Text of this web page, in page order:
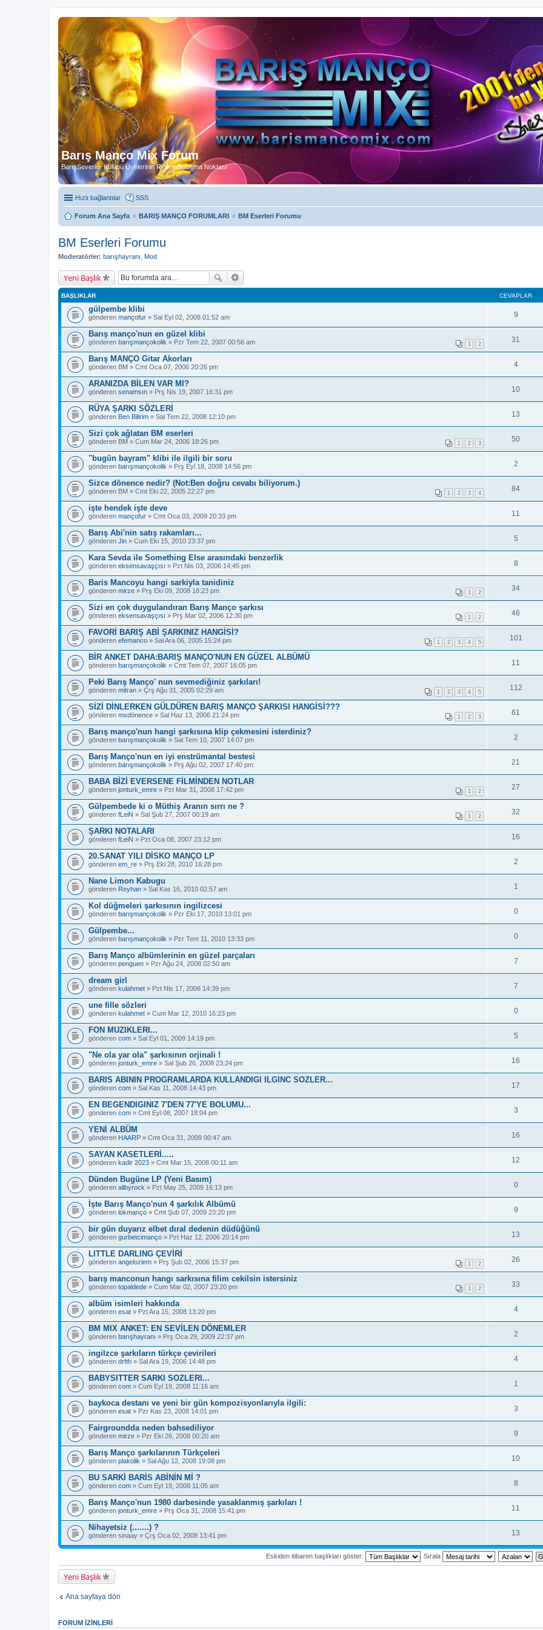
Barış Manço Mix Forum
BarışSeverler Kulübü Üyelerinin Resmi Buluşma Noktası
Hızlı bağlantılar SSS
Forum Ana Sayfa BARIŞ MANÇO FORUMLARI BM Eserleri Forumu
BM Eserleri Forumu
Moderatörler: barışhayranı Mod
Yeni Başlık
BAŞLIKLAR CEVAPLAR
gülpembe klibi
gönderen mançofur » Sal Eyl 02, 2008 01:52 am 9
Barış manço'nun en güzel klibi
1 2
gönderen barışmançokolik » Pzr Tem 22, 2007 00:56 am 31
Barış MANÇO Gitar Akorları
gönderen BM » Cmt Oca 07, 2006 20:26 pm 4
ARANIZDA BİLEN VAR MI?
gönderen senamsın » Prş Nis 19, 2007 16:31 pm 10
RÜYA ŞARKI SÖZLERİ
gönderen Ben Bilirim » Sal Tem 22, 2008 12:10 pm 13
Sizi çok ağlatan BM eserleri
1 2 3
gönderen BM » Cum Mar 24, 2006 18:26 pm 50
"bugün bayram" klibi ile ilgili bir soru
gönderen barışmançokolik » Prş Eyl 18, 2008 14:56 pm 2
Sizce dönence nedir? (Not:Ben doğru cevabı biliyorum.)
1 2 3 4
gönderen BM » Cmt Eki 22, 2005 22:27 pm 84
işte hendek işte deve
gönderen mançofur » Cmt Oca 03, 2009 20:33 pm 11
Barış Abi'nin satış rakamları...
gönderen Jin » Cum Eki 15, 2010 23:37 pm 5
Kara Sevda ile Something Else arasındaki benzerlik
gönderen eksensavaşçısı » Pzt Nis 03, 2006 14:45 pm 8
Baris Mancoyu hangi sarkiyla tanidiniz
1 2
gönderen mirze » Prş Eki 09, 2008 18:23 pm 34
Sizi en çok duygulandıran Barış Manço şarkısı
1 2
gönderen eksensavaşçısı » Prş Mar 02, 2006 12:30 pm 46
FAVORİ BARIŞ ABİ ŞARKINIZ HANGİSİ?
1 2 3 4 5
gönderen efemanco » Sal Ara 06, 2005 15:24 pm 101
BİR ANKET DAHA:BARIŞ MANÇO'NUN EN GÜZEL ALBÜMÜ
gönderen barışmançokolik » Cmt Tem 07, 2007 16:05 pm 11
Peki Barış Manço' nun sevmediğiniz şarkıları!
1 2 3 4 5
gönderen mitran » Çrş Ağu 31, 2005 02:29 am 112
SİZİ DİNLERKEN GÜLDÜREN BARIŞ MANÇO ŞARKISI HANGİSİ???
1 2 3
gönderen mxdönence » Sal Haz 13, 2006 21:24 pm 61
Barış manço'nun hangi şarkısına klip çekmesini isterdiniz?
gönderen barışmançokolik » Sal Tem 10, 2007 14:07 pm 2
Barış Manço'nun en iyi enstrümantal bestesi
gönderen barışmançokolik » Prş Ağu 02, 2007 17:40 pm 21
BABA BİZİ EVERSENE FİLMİNDEN NOTLAR
1 2
gönderen jonturk_emre » Pzt Mar 31, 2008 17:42 pm 27
Gülpembede ki o Müthiş Aranın sırrı ne ?
1 2
gönderen fLeiN » Sal Şub 27, 2007 00:19 am 32
ŞARKI NOTALARI
gönderen fLeiN » Pzt Oca 08, 2007 23:12 pm 16
20.SANAT YILI DİSKO MANÇO LP
gönderen em_re » Prş Eki 28, 2010 16:28 pm 2
Nane Limon Kabugu
gönderen Reyhan » Sal Kas 16, 2010 02:57 am 1
Kol düğmeleri şarkısının ingilizcesi
gönderen barışmançokolik » Pzr Eki 17, 2010 13:01 pm 0
Gülpembe...
gönderen barışmançokolik » Pzr Tem 11, 2010 13:33 pm 0
Barış Manço albümlerinin en güzel parçaları
gönderen penguen » Pzr Ağu 24, 2008 02:50 am 7
dream girl
gönderen kulahmet » Pzt Nis 17, 2006 14:39 pm 7
une fille sözleri
gönderen kulahmet » Cum Mar 12, 2010 16:23 pm 0
FON MUZIKLERI...
gönderen com » Sal Eyl 01, 2009 14:19 pm 5
"Ne ola yar ola" şarkısının orjinali !
gönderen jonturk_emre » Sal Şub 26, 2008 23:24 pm 16
BARIS ABININ PROGRAMLARDA KULLANDIGI ILGINC SOZLER...
gönderen com » Sal Kas 11, 2008 14:43 pm 17
EN BEGENDIGINIZ 7'DEN 77'YE BOLUMU...
gönderen com » Cmt Eyl 08, 2007 18:04 pm 3
YENİ ALBÜM
gönderen HAARP » Cmt Oca 31, 2009 00:47 am 16
SAYAN KASETLERİ.....
gönderen kadir 2023 » Cmt Mar 15, 2008 00:11 am 12
Dünden Bugüne LP (Yeni Basım)
gönderen allbyrock » Pzt May 25, 2009 16:13 pm 0
İşte Barış Manço'nun 4 şarkılık Albümü
gönderen lokmanço » Cmt Şub 07, 2009 23:20 pm 9
bir gün duyarız elbet dıral dedenin düdüğünü
gönderen gurbetcimanço » Pzt Haz 12, 2006 20:14 pm 13
LITTLE DARLING ÇEVİRİ
1 2
gönderen angelozlem » Prş Şub 02, 2006 15:37 pm 26
barış manconun hangı sarkısına filim cekilsin istersiniz
1 2
gönderen topaldede » Cum Mar 02, 2007 23:20 pm 33
albüm isimleri hakkında
gönderen esat » Pzt Ara 15, 2008 13:20 pm 4
BM MIX ANKET: EN SEVİLEN DÖNEMLER
gönderen barışhayranı » Prş Oca 29, 2009 22:37 pm 2
ingilzce şarkıların türkçe çevirileri
gönderen drfth » Sal Ara 19, 2006 14:48 pm 4
BABYSITTER SARKI SOZLERI...
gönderen com » Cum Eyl 19, 2008 11:16 am 1
baykoca destanı ve yeni bir gün kompozisyonlarıyla ilgili:
gönderen esat » Pzr Kas 23, 2008 14:01 pm 3
Fairgroundda neden bahsediliyor
gönderen mirze » Pzr Eki 26, 2008 00:20 am 9
Barış Manço şarkılarının Türkçeleri
gönderen plakolik » Sal Ağu 12, 2008 19:08 pm 10
BU SARKİ BARİS ABİNİN Mİ ?
gönderen com » Cum Eyl 19, 2008 11:05 am 8
Barış Manço'nun 1980 darbesinde yasaklanmış şarkıları !
gönderen jonturk_emre » Prş Oca 31, 2008 15:41 pm 11
Nihayetsiz (.......) ?
gönderen sinaay » Çrş Oca 02, 2008 13:41 pm 13
Eskiden itibaren başlıkları göster: Sırala
Yeni Başlık
Ana sayfaya dön
FORUM IZINLERI